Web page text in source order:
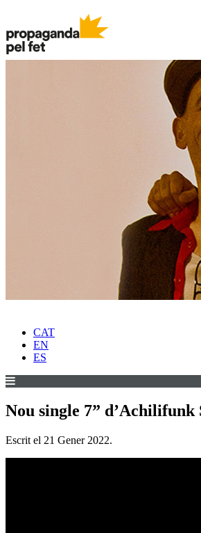
CAT
EN
ES
Nou single 7” d’Achilifunk
Escrit el 21 Gener 2022.